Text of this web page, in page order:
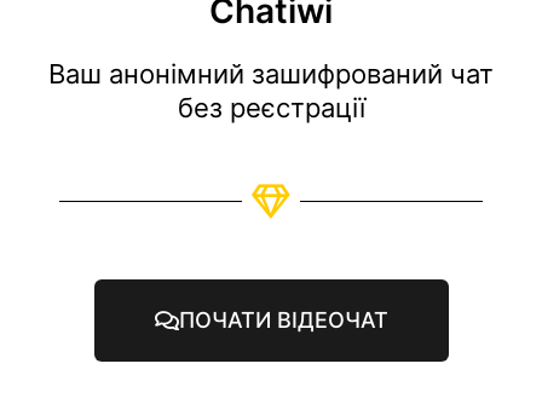
Chatiwi
Ваш анонімний зашифрований чат
без реєстрації
ПОЧАТИ ВІДЕОЧАТ